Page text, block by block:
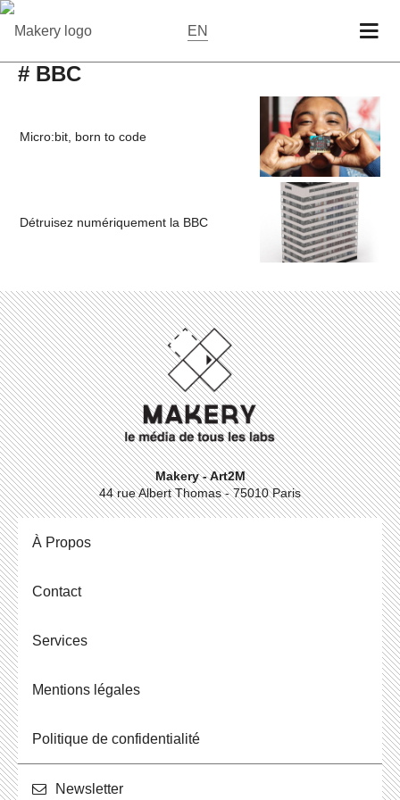
EN
# BBC
Micro:bit, born to code
Détruisez numériquement la BBC
Makery - Art2M
44 rue Albert Thomas - 75010 Paris
À Propos
Contact
Ser­vices
Men­tions légales
Po­li­tique de confidentialité
News­let­ter